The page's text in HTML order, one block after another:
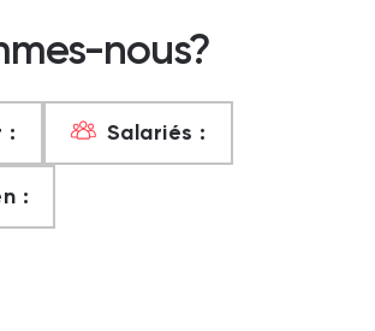
nous?
: Salariés :
: